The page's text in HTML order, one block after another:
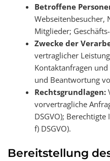
Betroffene
Webseitenbesucher,
Mitglieder;
Zwecke der
vertraglicher
Kontaktanfragen
und Beantwortung
Rechtsgrundlagen:
vorvertragliche
DSGVO);
f) DSGVO).
Bereitstellung